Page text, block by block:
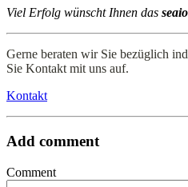
Viel Erfolg wünscht Ihnen das
Gerne beraten wir Sie bezüglich
Sie Kontakt mit uns auf.
Kontakt
Add comment
Comment